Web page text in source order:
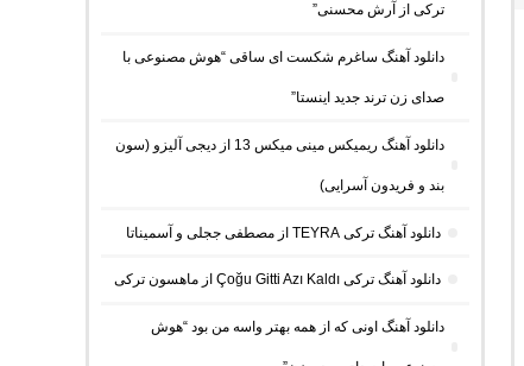
ترکی از آرش محسنی”
دانلود آهنگ ساغرم شکست ای ساقی “هوش مصنوعی با
صدای زن ترند جدید اینستا”
دانلود آهنگ ریمیکس مینی میکس 13 از دیجی آلیزو (سون
بند و فریدون آسرایی)
دانلود آهنگ ترکی TEYRA از مصطفی ججلی و آسمیناتا
دانلود آهنگ ترکی Çoğu Gitti Azı Kaldı از ماهسون ترکی
دانلود آهنگ اونی که از همه بهتر واسه من بود “هوش